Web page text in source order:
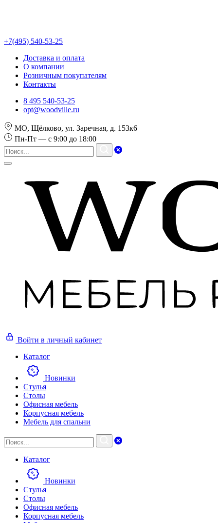
+7(495) 540-53-25
Доставка и оплата
О компании
Розничным покупателям
Контакты
8 495 540-53-25
opt@woodville.ru
МО, Щёлково, ул. Заречная, д. 153к6
Пн-Пт — с 9:00 до 18:00
Войти в личный кабинет
Каталог
Новинки
Стулья
Столы
Офисная мебель
Корпусная мебель
Мебель для спальни
Каталог
Новинки
Стулья
Столы
Офисная мебель
Корпусная мебель